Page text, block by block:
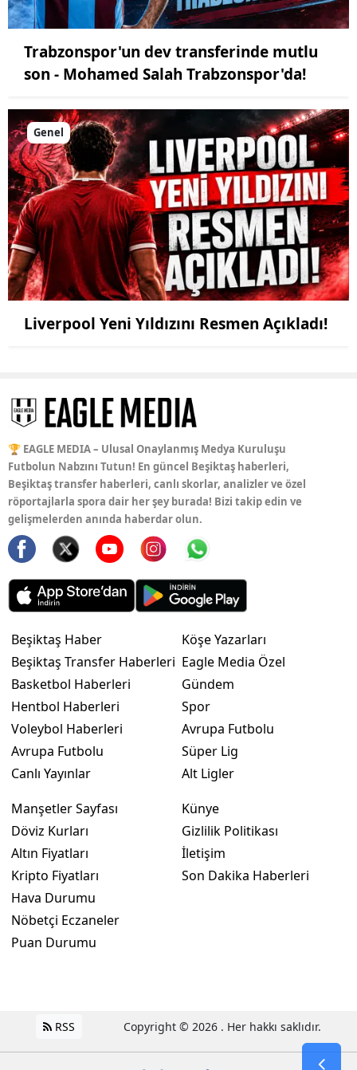
Trabzonspor'un dev transferinde mutlu
son - Mohamed Salah Trabzonspor'da!
Genel
Liverpool Yeni Yıldızını Resmen Açıkladı!
🏆 EAGLE MEDIA – Ulusal Onaylanmış Medya Kuruluşu
Futbolun Nabzını Tutun! En güncel Beşiktaş haberleri,
Beşiktaş transfer haberleri, canlı skorlar, analizler ve özel
röportajlarla spora dair her şey burada! Bizi takip edin ve
gelişmelerden anında haberdar olun.
Beşiktaş Haber
Beşiktaş Transfer Haberleri
Basketbol Haberleri
Hentbol Haberleri
Voleybol Haberleri
Avrupa Futbolu
Canlı Yayınlar
Köşe Yazarları
Eagle Media Özel
Gündem
Spor
Avrupa Futbolu
Süper Lig
Alt Ligler
Manşetler Sayfası
Döviz Kurları
Altın Fiyatları
Kripto Fiyatları
Hava Durumu
Nöbetçi Eczaneler
Puan Durumu
Künye
Gizlilik Politikası
İletişim
Son Dakika Haberleri
RSS Copyright © 2026 . Her hakkı saklıdır.